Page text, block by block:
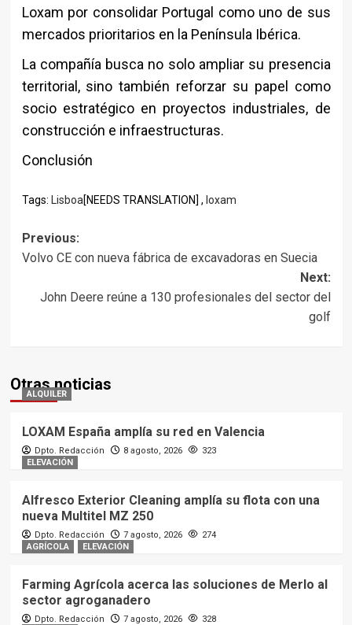
Loxam por consolidar Portugal como uno de sus
mercados prioritarios en la Península Ibérica.
La compañía busca no solo ampliar su presencia
territorial, sino también reforzar su papel como
socio estratégico en proyectos industriales, de
construcción e infraestructuras.
Conclusión
Tags: Lisboa[NEEDS TRANSLATION] , loxam
Post
Previous:
Volvo CE con nueva fábrica de excavadoras en Suecia
Next:
John Deere reúne a 130 profesionales del sector del
golf
Otras noticias
ALQUILER
LOXAM España amplía su red en Valencia
Dpto. Redacción 8 agosto, 2026
323
ELEVACIÓN
Alfresco Exterior Cleaning amplía su flota con una
nueva Multitel MZ 250
Dpto. Redacción 7 agosto, 2026
274
AGRÍCOLA
ELEVACIÓN
Farming Agrícola acerca las soluciones de Merlo al
sector agroganadero
Dpto. Redacción 7 agosto, 2026
328